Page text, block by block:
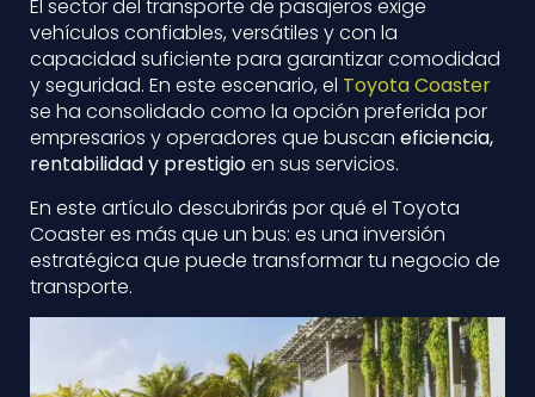
El sector del transporte de pasajeros exige
vehículos confiables, versátiles y con la
capacidad suficiente para garantizar comodidad
y seguridad. En este escenario, el Toyota Coaster
se ha consolidado como la opción preferida por
empresarios y operadores que buscan eficiencia,
rentabilidad y prestigioen sus servicios.
En este artículo descubrirás por qué el Toyota
Coaster es más que un bus: es una inversión
estratégica que puede transformar tu negocio de
transporte.